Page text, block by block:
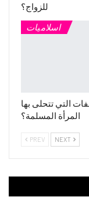
للزواج؟
اسلاميات
التي تتحلى بها
المرأة المسلمة؟
PREV NEXT